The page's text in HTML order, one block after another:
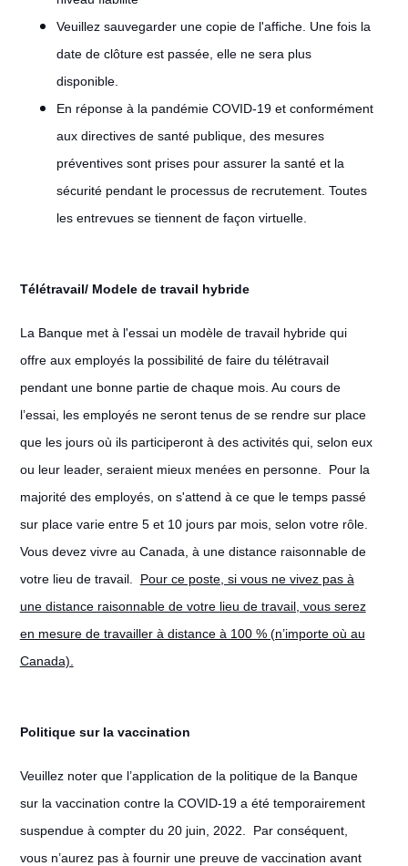
Veuillez sauvegarder une copie de l'affiche. Une fois la
date de clôture est passée, elle ne sera plus
disponible.
En réponse à la pandémie COVID-19 et conformément
aux directives de santé publique, des mesures
préventives sont prises pour assurer la santé et la
sécurité pendant le processus de recrutement. Toutes
les entrevues se tiennent de façon virtuelle.
Télétravail/ Modele de travail hybride
La Banque met à l'essai un modèle de travail hybride qui
offre aux employés la possibilité de faire du télétravail
pendant une bonne partie de chaque mois. Au cours de
l’essai, les employés ne seront tenus de se rendre sur place
que les jours où ils participeront à des activités qui, selon eux
ou leur leader, seraient mieux menées en personne. Pour la
majorité des employés, on s'attend à ce que le temps passé
sur place varie entre 5 et 10 jours par mois, selon votre rôle.
Vous devez vivre au Canada, à une distance raisonnable de
votre lieu de travail. Pour ce poste, si vous ne vivez pas à
une distance raisonnable de votre lieu de travail, vous serez
en mesure de travailler à distance à 100 % (n’importe où au
Canada).
Politique sur la vaccination
Veuillez noter que l’application de la politique de la Banque
sur la vaccination contre la COVID-19 a été temporairement
suspendue à compter du 20 juin, 2022. Par conséquent,
vous n’aurez pas à fournir une preuve de vaccination avant